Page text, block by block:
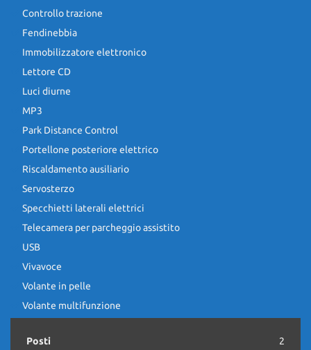
Controllo trazione
Fendinebbia
Immobilizzatore elettronico
Lettore CD
Luci diurne
MP3
Park Distance Control
Portellone posteriore elettrico
Riscaldamento ausiliario
Servosterzo
Specchietti laterali elettrici
Telecamera per parcheggio assistito
USB
Vivavoce
Volante in pelle
Volante multifunzione
Posti 2